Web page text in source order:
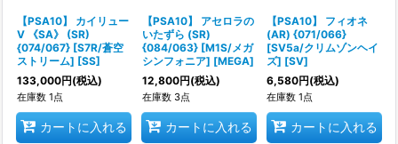
【PSA10】 カイリュー
V 《SA》 (SR)
{074/067} [S7R/蒼空
ストリーム] [SS]
133,000円(税込)
在庫数 1点
カートに入れる
【PSA10】 アセロラの
いたずら (SR)
{084/063} [M1S/メガ
シンフォニア] [MEGA]
12,800円(税込)
在庫数 3点
カートに入れる
【PSA10】 フィオネ
(AR) {071/066}
[SV5a/クリムゾンヘイ
ズ] [SV]
6,580円(税込)
在庫数 1点
カートに入れる